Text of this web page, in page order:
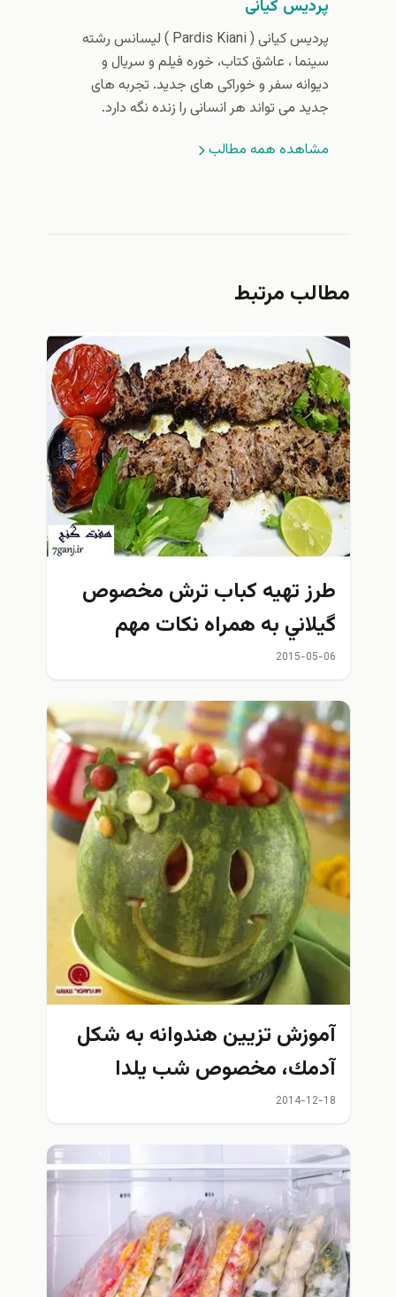
پردیس کیانی
پردیس کیانی (‌ Pardis Kiani ) لیسانس رشته
سینما ، عاشق کتاب، خوره فیلم و سریال و
دیوانه سفر و خوراکی های جدید. تجربه های
جدید می تواند هر انسانی را زنده نگه دارد.
مشاهده همه مطالب
مطالب مرتبط
طرز تهيه كباب ترش مخصوص
گيلاني به همراه نكات مهم
2015-05-06
آموزش تزيين هندوانه به شكل
آدمك، مخصوص شب يلدا
2014-12-18